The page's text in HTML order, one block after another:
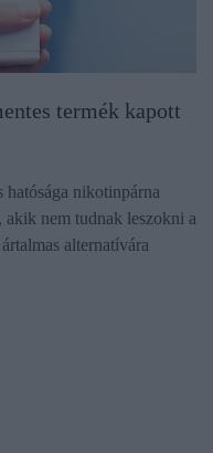
termék kapott
nikotinpárna
akik nem tudnak leszokni a
alternatívára